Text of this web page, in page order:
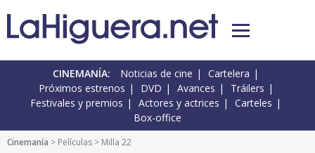
CINEMANÍA: Noticias de cine
Cartelera
Próximos estrenos
DVD Avances
Tráilers
Festivales y premios
Actores y actrices
Carteles
Box-office
Cinemanía > Películas > Milla 22